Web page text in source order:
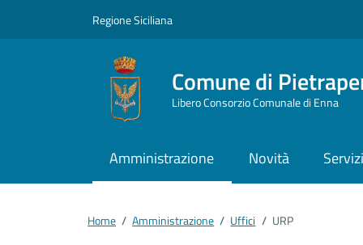
Regione Siciliana
Comune di
Libero Consorzio Comunale di Enna
Amministrazione Novità
Home / Amministrazione / Uffici / URP